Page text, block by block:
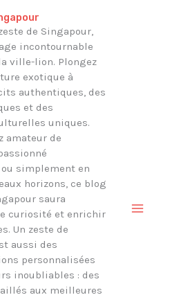
de Singapour,
incontournable
ville-lion. Plongez
exotique à
authentiques, des
et des
uniques.
amateur de
simplement en
horizons, ce blog
saura
curiosité et enrichir
Un zeste de
aussi des
personnalisées
inoubliables : des
aux meilleures